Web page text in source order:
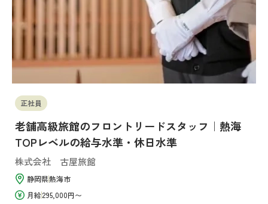
正社員
老舗高級旅館のフロントリードスタッフ｜熱海
TOPレベルの給与水準・休日水準
株式会社 古屋旅館
静岡県熱海市
月給295,000円〜